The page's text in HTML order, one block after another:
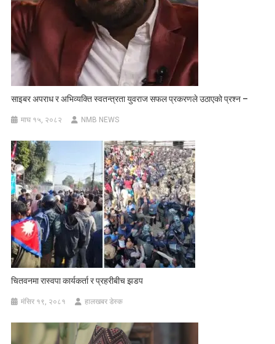
साइबर अपराध र अभिव्यक्ति स्वतन्त्रता युवराज सफल प्रकरणले उठाएको प्रश्न –
माघ १५, २०८२ NMB NEWS
चितवनमा रास्वपा कार्यकर्ता र प्रहरीबीच झडप
मंसिर १९, २०८१ हालखबर डेस्क